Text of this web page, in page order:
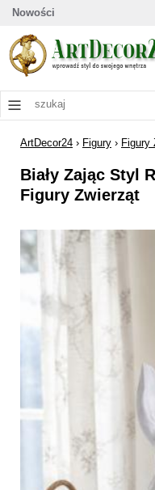
Nowości
ArtDecor24 › Figury › Figury
Biały Zając Styl
Figury Zwierząt